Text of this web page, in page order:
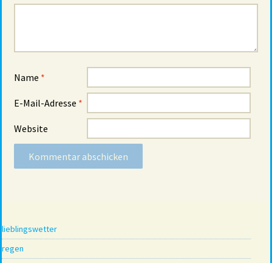
Name *
E-Mail-Adresse *
Website
lieblingswetter
regen